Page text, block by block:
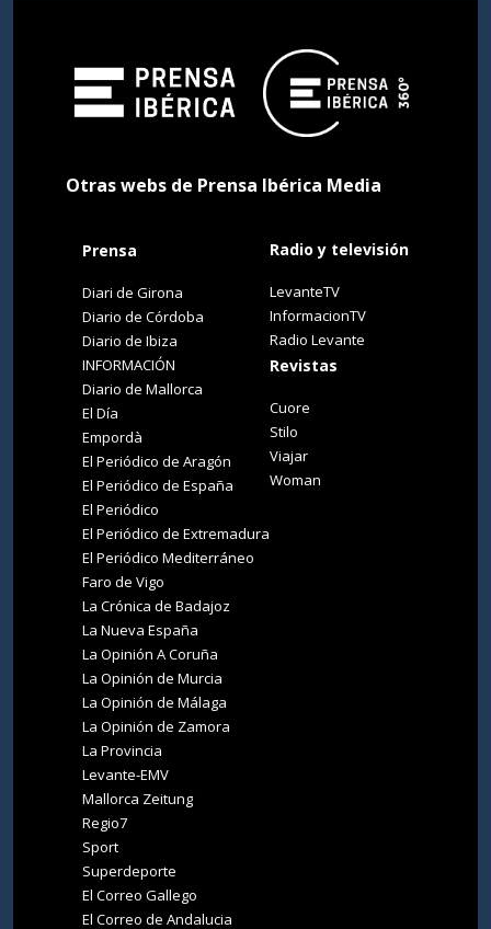
Otras webs de Prensa Ibérica Media
Prensa
Diari de Girona
Diario de Córdoba
Diario de Ibiza
INFORMACIÓN
Diario de Mallorca
El Día
Empordà
El Periódico de Aragón
El Periódico de España
El Periódico
El Periódico de Extremadura
El Periódico Mediterráneo
Faro de Vigo
La Crónica de Badajoz
La Nueva España
La Opinión A Coruña
La Opinión de Murcia
La Opinión de Málaga
La Opinión de Zamora
La Provincia
Levante-EMV
Mallorca Zeitung
Regio7
Sport
Superdeporte
El Correo Gallego
El Correo de Andalucia
Radio y televisión
LevanteTV
InformacionTV
Radio Levante
Revistas
Cuore
Stilo
Viajar
Woman